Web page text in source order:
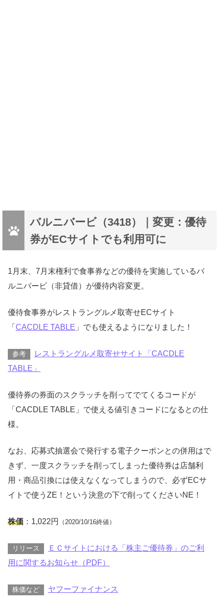
バルニバービ（3418）｜変更：優待
券がECサイトでも利用可に
1月末、7月末権利で食事券などの優待を実施しているバ
ルニバービ（非貸借）が優待内容変更。
優待食事券がレストラングルメ取寄せECサイト
「 CACDLE TABLE 」でも使えるようになりました！
参考
レストラングルメ取寄せサイト「CACDLE
TABLE」
優待券の券面のスクラッチを削ってでてくるコードが
「CACDLE TABLE」で使える値引きコードになるとの仕
様。
なお、応募式抽選会で発行する電子クーポンとの併用はで
きず、一度スクラッチを削ってしまった優待券は店舗利
用・商品引換には使えなくなってしまうので、必ずECサ
イトで使うZE！という決意の下で削ってくださいNE！
株価 ：1,022円 （2020/10/16終値）
リリース
ＥＣサイトにおける「株主ご優待券」のご利
用に関するお知らせ（PDF）
株価など ヤフーファイナンス